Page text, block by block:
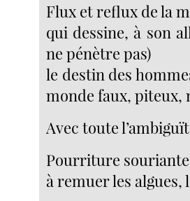
Flux et reflux de la
qui dessine, à son
ne pénètre pas)
le destin des
monde faux, piteux,
Avec toute
Pourriture souriante
à remuer les algues,